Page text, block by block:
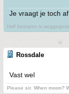
Je vraagt je toch
Half bezopen is
Rossdale
Vast wel
Please sir. When moon?